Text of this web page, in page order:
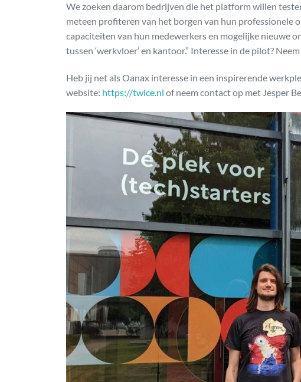
We zoeken daarom bedrijven die het platform willen
meteen profiteren van het borgen van hun
capaciteiten van hun medewerkers en mogelijke nieuwe
tussen ‘werkvloer’ en kantoor.” Interesse in de pilot?
Heb jij net als Oanax interesse in een inspirerende
website: https://twice.nl of neem contact op met Jesper